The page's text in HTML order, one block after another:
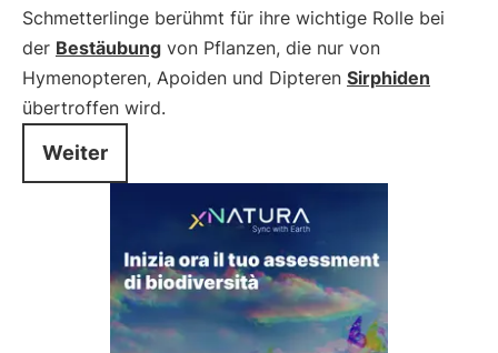
Schmetterlinge berühmt für ihre wichtige Rolle bei
der Bestäubung von Pflanzen, die nur von
Hymenopteren, Apoiden und Dipteren Sirphiden
übertroffen wird.
Weiter